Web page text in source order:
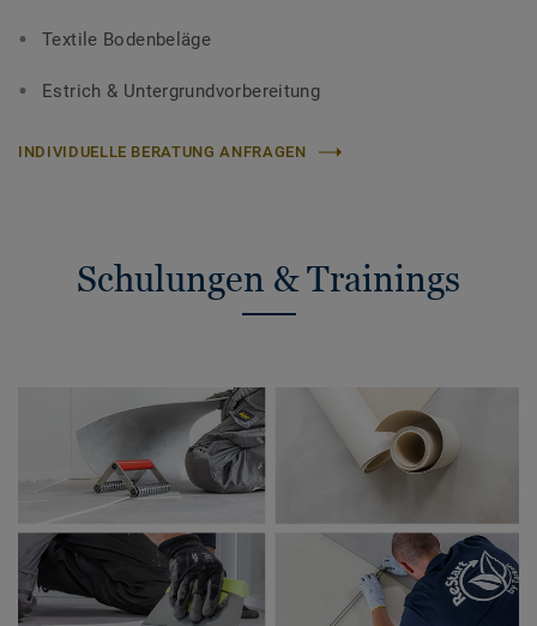
Textile Bodenbeläge
Estrich & Untergrundvorbereitung
INDIVIDUELLE BERATUNG ANFRAGEN
Schulungen & Trainings